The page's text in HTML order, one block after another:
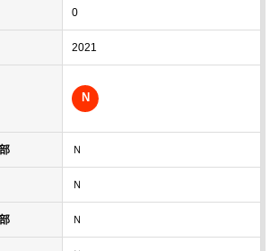
0
2021
N
Ｎ
Ｎ
Ｎ